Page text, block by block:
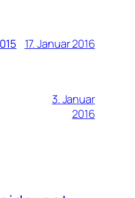
17. Januar 2016
3. Januar
2016